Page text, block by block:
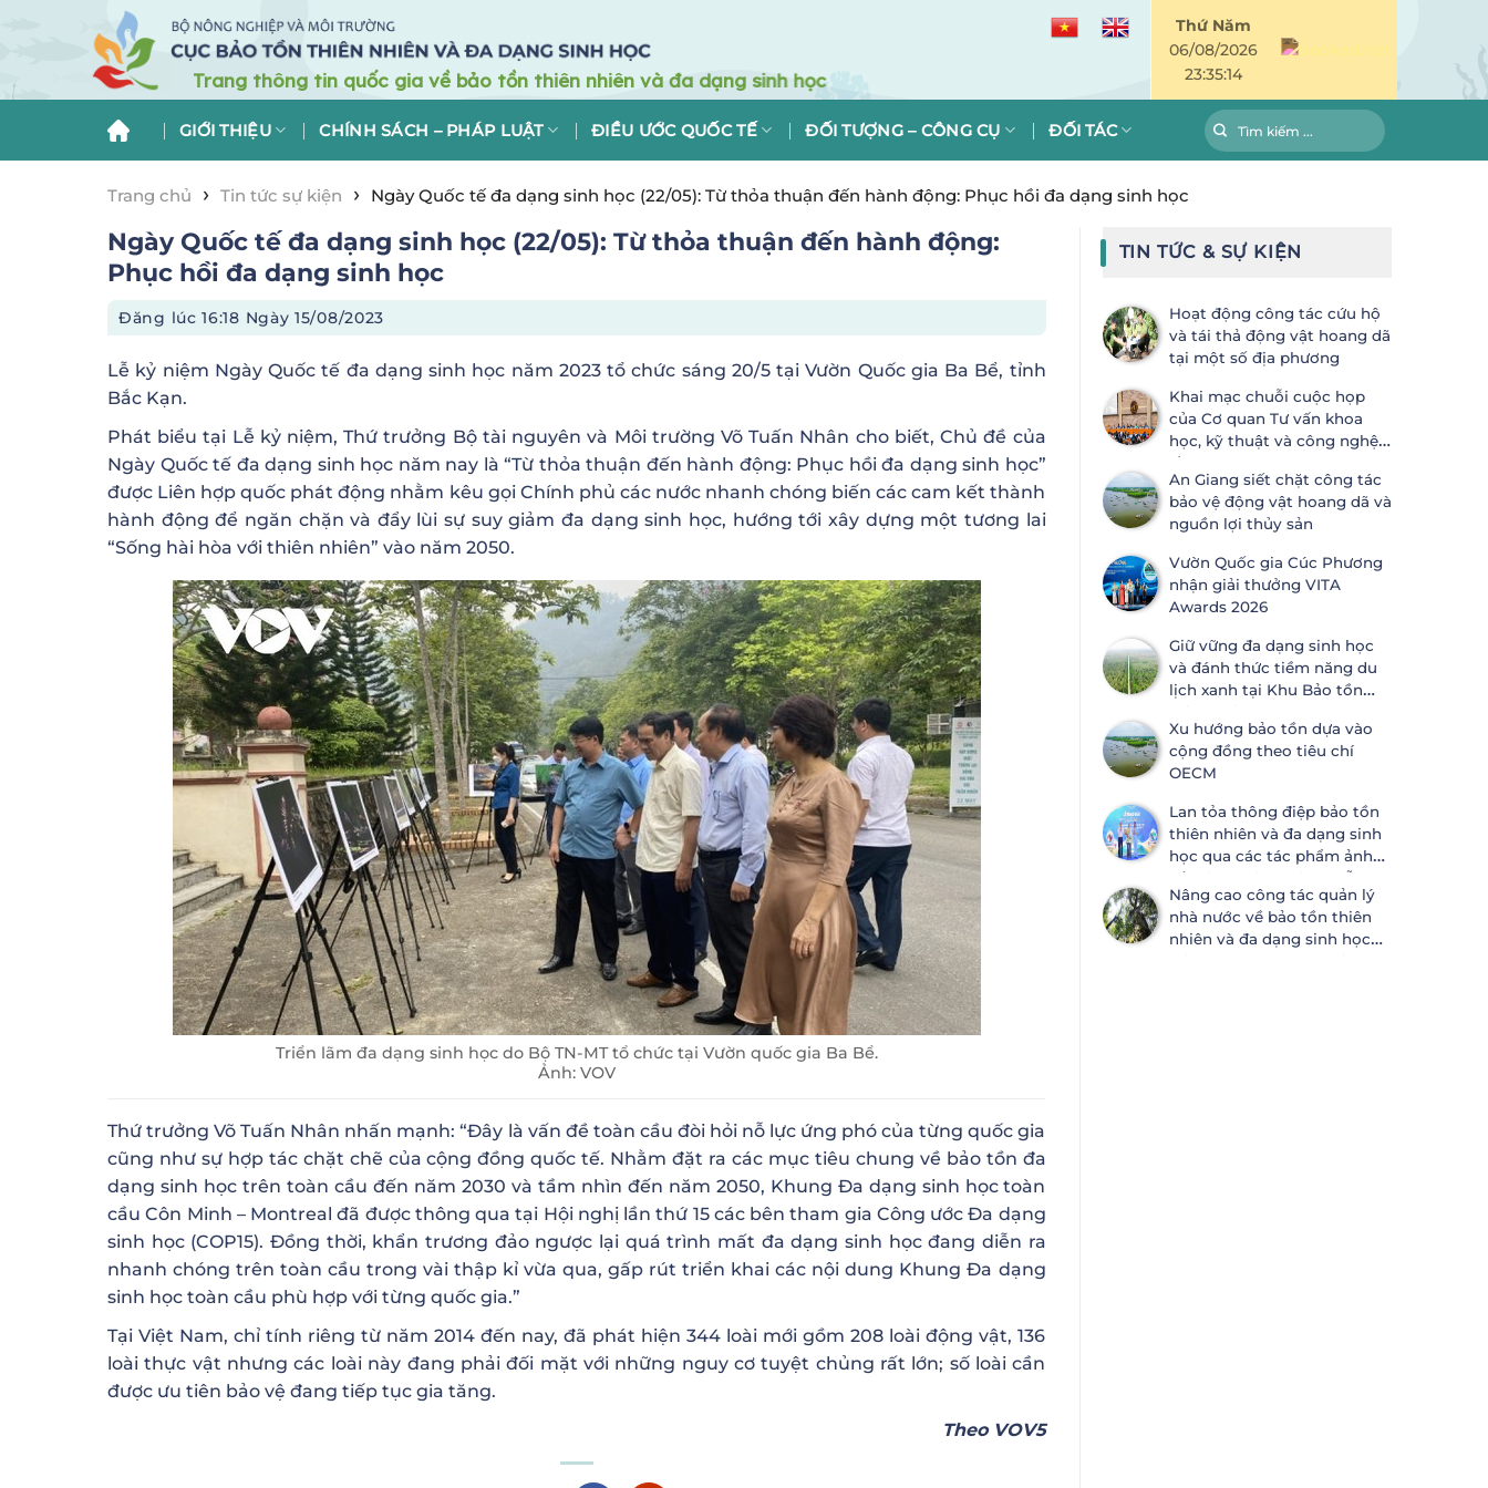
Thứ Năm
06/08/2026
23:35:15
GIỚI THIỆU CHÍNH SÁCH – PHÁP LUẬT ĐIỀU ƯỚC QUỐC TẾ ĐỐI TƯỢNG – CÔNG CỤ ĐỐI TÁC
Trang chủ › Tin tức sự kiện › Ngày Quốc tế đa dạng sinh học (22/05): Từ thỏa thuận đến hành động: Phục hồi đa dạng sinh học
Ngày Quốc tế đa dạng sinh học (22/05): Từ thỏa thuận đến hành động:
Phục hồi đa dạng sinh học
Đăng lúc16:18 Ngày 15/08/2023
Lễ kỷ niệm Ngày Quốc tế đa dạng sinh học năm 2023 tổ chức sáng 20/5 tại Vườn Quốc gia Ba Bể, tỉnh
Bắc Kạn.
Phát biểu tại Lễ kỷ niệm, Thứ trưởng Bộ tài nguyên và Môi trường Võ Tuấn Nhân cho biết, Chủ đề của
Ngày Quốc tế đa dạng sinh học năm nay là “Từ thỏa thuận đến hành động: Phục hồi đa dạng sinh học”
được Liên hợp quốc phát động nhằm kêu gọi Chính phủ các nước nhanh chóng biến các cam kết thành
hành động để ngăn chặn và đẩy lùi sự suy giảm đa dạng sinh học, hướng tới xây dựng một tương lai
“Sống hài hòa với thiên nhiên” vào năm 2050.
Triển lãm đa dạng sinh học do Bộ TN-MT tổ chức tại Vườn quốc gia Ba Bể.
Ảnh: VOV
Thứ trưởng Võ Tuấn Nhân nhấn mạnh: “Đây là vấn đề toàn cầu đòi hỏi nỗ lực ứng phó của từng quốc gia
cũng như sự hợp tác chặt chẽ của cộng đồng quốc tế. Nhằm đặt ra các mục tiêu chung về bảo tồn đa
dạng sinh học trên toàn cầu đến năm 2030 và tầm nhìn đến năm 2050, Khung Đa dạng sinh học toàn
cầu Côn Minh – Montreal đã được thông qua tại Hội nghị lần thứ 15 các bên tham gia Công ước Đa dạng
sinh học (COP15). Đồng thời, khẩn trương đảo ngược lại quá trình mất đa dạng sinh học đang diễn ra
nhanh chóng trên toàn cầu trong vài thập kỉ vừa qua, gấp rút triển khai các nội dung Khung Đa dạng
sinh học toàn cầu phù hợp với từng quốc gia.”
Tại Việt Nam, chỉ tính riêng từ năm 2014 đến nay, đã phát hiện 344 loài mới gồm 208 loài động vật, 136
loài thực vật nhưng các loài này đang phải đối mặt với những nguy cơ tuyệt chủng rất lớn; số loài cần
được ưu tiên bảo vệ đang tiếp tục gia tăng.
Theo VOV5
TIN TỨC & SỰ KIỆN
Hoạt động công tác cứu hộ
và tái thả động vật hoang dã
tại một số địa phương
Khai mạc chuỗi cuộc họp
của Cơ quan Tư vấn khoa
học, kỹ thuật và công nghệ
lần thứ 28 (SBSTTA-28) và Cơ
quan Thực thi lần thứ 7 (SBI-7) Công
ước Đa dạng sinh học
An Giang siết chặt công tác
bảo vệ động vật hoang dã và
nguồn lợi thủy sản
Vườn Quốc gia Cúc Phương
nhận giải thưởng VITA
Awards 2026
Giữ vững đa dạng sinh học
và đánh thức tiềm năng du
lịch xanh tại Khu Bảo tồn
Hoàng
Xu hướng bảo tồn dựa vào
cộng đồng theo tiêu chí
OECM
Lan tỏa thông điệp bảo tồn
thiên nhiên và đa dạng sinh
học qua các tác phẩm ảnh
về thiên nhiên tại Đà Nẵng
Nâng cao công tác quản lý
nhà nước về bảo tồn thiên
nhiên và đa dạng sinh học